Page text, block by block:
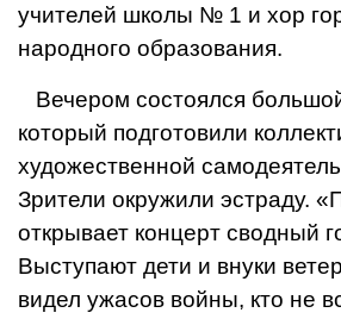
учителей школы № 1 и хор
народного образования.
Вечером состоялся
который подготовили
художественной
Зрители окружили эстраду.
открывает концерт сводный
Выступают дети и внуки
видел ужасов войны, кто не